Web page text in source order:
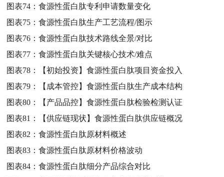
图表74：食源性蛋白肽专利申请数量变化
图表75：食源性蛋白肽生产工艺流程/图示
图表76：食源性蛋白肽技术路线全景/对比
图表77：食源性蛋白肽关键核心技术/难点
图表78：
【初始投资】食源性蛋白肽项目资金投入
图表79：
【成本管控】食源性蛋白肽生产成本结构
图表80：
【产品品控】食源性蛋白肽检验检测认证
图表81：
【供应链现状】食源性蛋白肽供应链概况
图表82：食源性蛋白肽原材料概述
图表83：食源性蛋白肽原材料价格波动
图表84：食源性蛋白肽细分产品综合对比